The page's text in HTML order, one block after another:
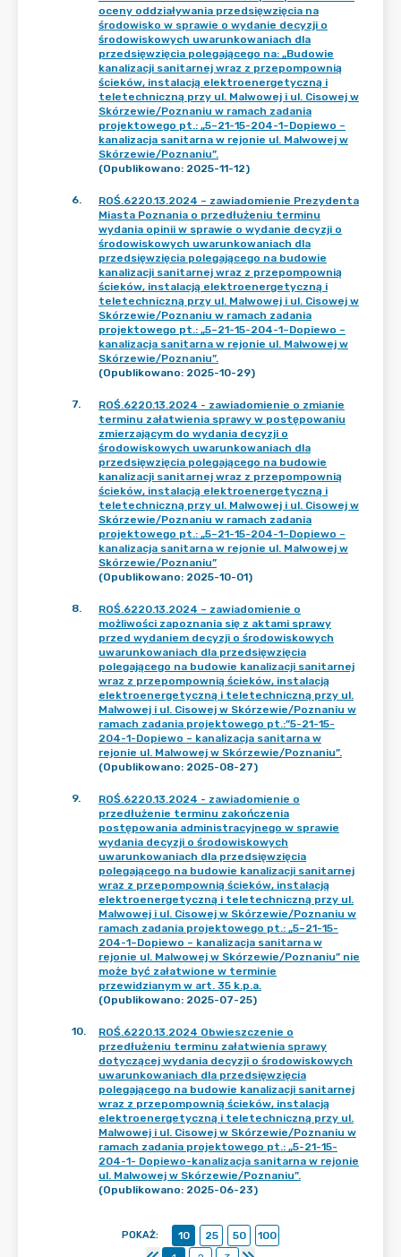
oceny oddziaływania przedsięwzięcia na
środowisko w sprawie o wydanie decyzji o
środowiskowych uwarunkowaniach dla
przedsięwzięcia polegającego na: „Budowie
kanalizacji sanitarnej wraz z przepompownią
ścieków, instalacją elektroenergetyczną i
teletechniczną przy ul. Malwowej i ul. Cisowej w
Skórzewie/Poznaniu w ramach zadania
projektowego pt.: „5–21-15-204-1–Dopiewo –
kanalizacja sanitarna w rejonie ul. Malwowej w
Skórzewie/Poznaniu”.
(Opublikowano: 2025-11-12)
6.
ROŚ.6220.13.2024 – zawiadomienie Prezydenta
Miasta Poznania o przedłużeniu terminu
wydania opinii w sprawie o wydanie decyzji o
środowiskowych uwarunkowaniach dla
przedsięwzięcia polegającego na budowie
kanalizacji sanitarnej wraz z przepompownią
ścieków, instalacją elektroenergetyczną i
teletechniczną przy ul. Malwowej i ul. Cisowej w
Skórzewie/Poznaniu w ramach zadania
projektowego pt.: „5–21-15-204-1–Dopiewo –
kanalizacja sanitarna w rejonie ul. Malwowej w
Skórzewie/Poznaniu”.
(Opublikowano: 2025-10-29)
7.
ROŚ.6220.13.2024 - zawiadomienie o zmianie
terminu załatwienia sprawy w postępowaniu
zmierzającym do wydania decyzji o
środowiskowych uwarunkowaniach dla
przedsięwzięcia polegającego na budowie
kanalizacji sanitarnej wraz z przepompownią
ścieków, instalacją elektroenergetyczną i
teletechniczną przy ul. Malwowej i ul. Cisowej w
Skórzewie/Poznaniu w ramach zadania
projektowego pt.: „5–21-15-204-1–Dopiewo –
kanalizacja sanitarna w rejonie ul. Malwowej w
Skórzewie/Poznaniu”
(Opublikowano: 2025-10-01)
8.
ROŚ.6220.13.2024 – zawiadomienie o
możliwości zapoznania się z aktami sprawy
przed wydaniem decyzji o środowiskowych
uwarunkowaniach dla przedsięwzięcia
polegającego na budowie kanalizacji sanitarnej
wraz z przepompownią ścieków, instalacją
elektroenergetyczną i teletechniczną przy ul.
Malwowej i ul. Cisowej w Skórzewie/Poznaniu w
ramach zadania projektowego pt.:”5-21-15-
204-1-Dopiewo – kanalizacja sanitarna w
rejonie ul. Malwowej w Skórzewie/Poznaniu”.
(Opublikowano: 2025-08-27)
9.
ROŚ.6220.13.2024 - zawiadomienie o
przedłużenie terminu zakończenia
postępowania administracyjnego w sprawie
wydania decyzji o środowiskowych
uwarunkowaniach dla przedsięwzięcia
polegającego na budowie kanalizacji sanitarnej
wraz z przepompownią ścieków, instalacją
elektroenergetyczną i teletechniczną przy ul.
Malwowej i ul. Cisowej w Skórzewie/Poznaniu w
ramach zadania projektowego pt.: „5–21-15-
204-1–Dopiewo – kanalizacja sanitarna w
rejonie ul. Malwowej w Skórzewie/Poznaniu” nie
może być załatwione w terminie
przewidzianym w art. 35 k.p.a.
(Opublikowano: 2025-07-25)
10.
ROŚ.6220.13.2024 Obwieszczenie o
przedłużeniu terminu załatwienia sprawy
dotyczącej wydania decyzji o środowiskowych
uwarunkowaniach dla przedsięwzięcia
polegającego na budowie kanalizacji sanitarnej
wraz z przepompownią ścieków, instalacją
elektroenergetyczną i teletechniczną przy ul.
Malwowej i ul. Cisowej w Skórzewie/Poznaniu w
ramach zadania projektowego pt.: „5-21-15-
204-1- Dopiewo-kanalizacja sanitarna w rejonie
ul. Malwowej w Skórzewie/Poznaniu”.
(Opublikowano: 2025-06-23)
POKAŻ: 10 25 50
100